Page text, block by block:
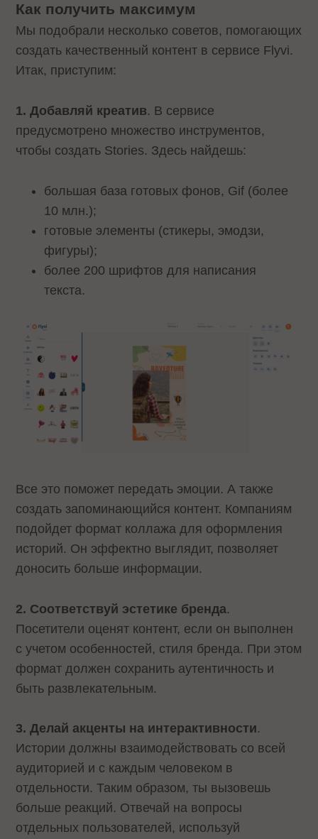
Как получить максимум
Мы подобрали несколько советов, помогающих
создать качественный контент в сервисе Flyvi.
Итак, приступим:
1. Добавляй креатив. В сервисе
предусмотрено множество инструментов,
чтобы создать Stories. Здесь найдешь:
большая база готовых фонов, Gif (более
10 млн.);
готовые элементы (стикеры, эмодзи,
фигуры);
более 200 шрифтов для написания
текста.
Все это поможет передать эмоции. А также
создать запоминающийся контент. Компаниям
подойдет формат коллажа для оформления
историй. Он эффектно выглядит, позволяет
доносить больше информации.
2. Соответствуй эстетике бренда.
Посетители оценят контент, если он выполнен
с учетом особенностей, стиля бренда. При этом
формат должен сохранить аутентичность и
быть развлекательным.
3. Делай акценты на интерактивности.
Истории должны взаимодействовать со всей
аудиторией и с каждым человеком в
отдельности. Таким образом, ты вызовешь
больше реакций. Отвечай на вопросы
отдельных пользователей, используй